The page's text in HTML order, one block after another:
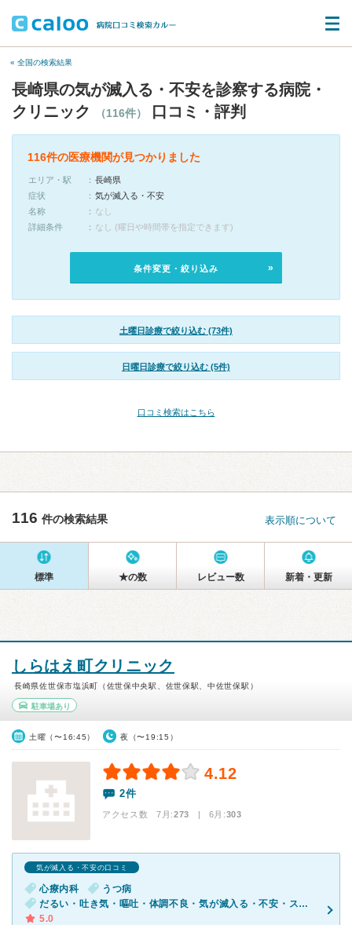
« 全国の検索結果
長崎県の気が滅入る・不安を診察する病院・
クリニック
（116件） 口コミ・評判
116件の医療機関が見つかりました
エリア・駅
長崎県
症状
気が滅入る・不安
名称
なし
詳細条件
なし (曜日や時間帯を指定できます)
条件変更・絞り込み
土曜日診療で絞り込む (73件)
日曜日診療で絞り込む (5件)
口コミ検索はこちら
116 件の検索結果 表示順について
標準 ★の数 レビュー数 新着・更新
しらはえ町クリニック
長崎県佐世保市塩浜町（佐世保中央駅、佐世保駅、中佐世保駅）
駐車場あり
土曜（〜16:45） 夜（〜19:15）
4.12
2件
アクセス数 7月:273 | 6月:303
気が滅入る・不安の口コミ
心療内科
うつ病
だるい・吐き気・嘔吐・体調不良・気が滅入る・不安・ストレス
5.0